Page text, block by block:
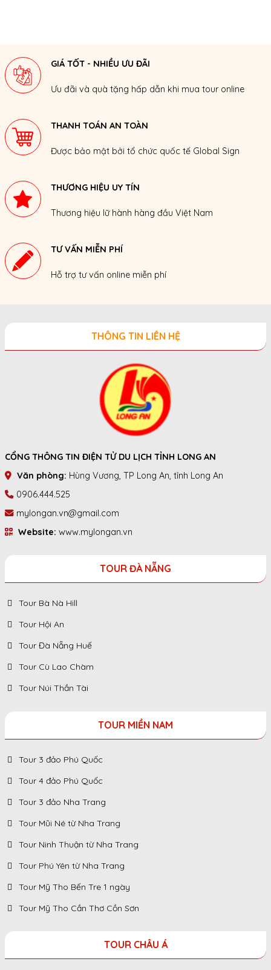
GIÁ TỐT - NHIỀU ƯU ĐÃI
Ưu đãi và quà tặng hấp dẫn khi mua tour online
THANH TOÁN AN TOÀN
Được bảo mật bởi tổ chức quốc tế Global Sign
THƯƠNG HIỆU UY TÍN
Thương hiệu lữ hành hàng đầu Việt Nam
TƯ VẤN MIỄN PHÍ
Hỗ trợ tư vấn online miễn phí
THÔNG TIN LIÊN HỆ
CỔNG THÔNG TIN ĐIỆN TỬ DU LỊCH TỈNH LONG AN
Văn phòng: Hùng Vương, TP Long An, tỉnh Long An
0906.444.525
mylongan.vn@gmail.com
Website: www.mylongan.vn
TOUR ĐÀ NẴNG
Tour Bà Nà Hill
Tour Hội An
Tour Đà Nẵng Huế
Tour Cù Lao Chàm
Tour Núi Thần Tài
TOUR MIỀN NAM
Tour 3 đảo Phú Quốc
Tour 4 đảo Phú Quốc
Tour 3 đảo Nha Trang
Tour Mũi Né từ Nha Trang
Tour Ninh Thuận từ Nha Trang
Tour Phú Yên từ Nha Trang
Tour Mỹ Tho Bến Tre 1 ngày
Tour Mỹ Tho Cần Thơ Cồn Sơn
TOUR CHÂU Á